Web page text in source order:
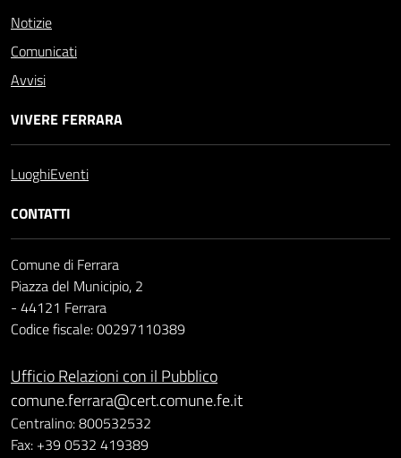
Notizie
Comunicati
Avvisi
VIVERE FERRARA
LuoghiEventi
CONTATTI
Comune di Ferrara
Piazza del Municipio, 2
- 44121 Ferrara
Codice fiscale: 00297110389
Ufficio Relazioni con il Pubblico
comune.ferrara@cert.comune.fe.it
Centralino: 800532532
Fax: +39 0532 419389